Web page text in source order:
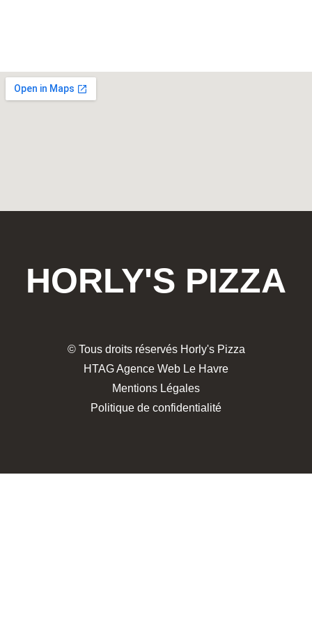
HORLY'S PIZZA
© Tous droits réservés Horly's Pizza
HTAG Agence Web Le Havre
Mentions Légales
Politique de confidentialité